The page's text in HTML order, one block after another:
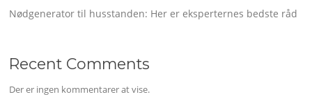
Nødgenerator til husstanden: Her er eksperternes bedste råd
Recent Comments
Der er ingen kommentarer at vise.